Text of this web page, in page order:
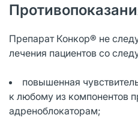
Препарат Конкор® не
лечения пациентов со
повышенная
к любому из компонентов
адреноблокаторам;